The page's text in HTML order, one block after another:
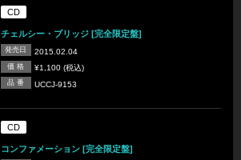
CD
チェルシー・ブリッジ [完全限定盤]
発売日 2015.02.04
価 格 ¥1,100 (税込)
品 番 UCCJ-9153
CD
コンファメーション [完全限定盤]